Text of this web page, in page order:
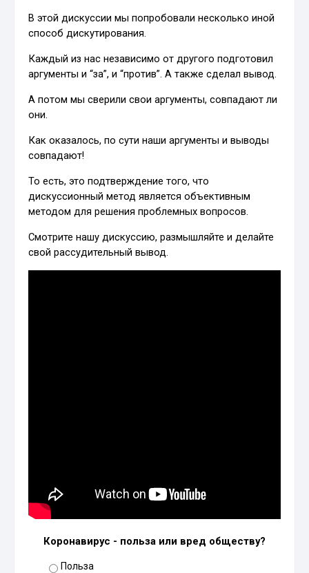
В этой дискуссии мы попробовали несколько иной
способ дискутирования.
Каждый из нас независимо от другого подготовил
аргументы и “за”, и “против”. А также сделал вывод.
А потом мы сверили свои аргументы, совпадают ли
они.
Как оказалось, по сути наши аргументы и выводы
совпадают!
То есть, это подтверждение того, что
дискуссионный метод является объективным
методом для решения проблемных вопросов.
Смотрите нашу дискуссию, размышляйте и делайте
свой рассудительный вывод.
Коронавирус - польза или вред обществу?
Польза